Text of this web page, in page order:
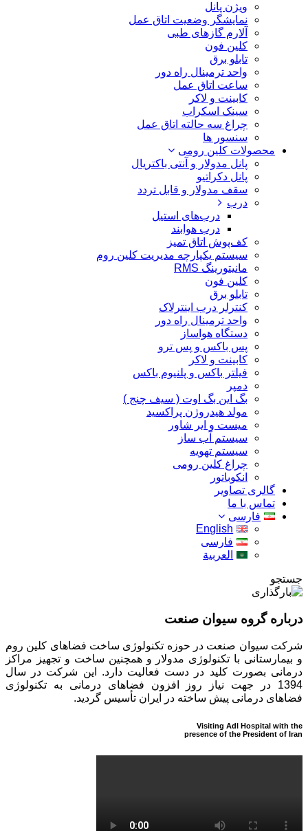
ویژن پانل
نمایشگر وضعیت اتاق عمل
آلارم گازهای طبی
کلین فون
تابلو برق
واحد ترمینال راه دور
ساعت اتاق عمل
کابینت و لاکر
سینک اسکراب
چراغ سه حالته اتاق عمل
سنسور ها
محصولات کلین رومی
پانل مدولار و آنتی باکتریال
پانل دکراتیو
سقف مدولار و قابل تردد
درب
درب‌های استیل
درب هوابند
کف‌پوش اتاق تمیز
سیستم یکپارچه مدیریت کلین روم
مانیتورینگ RMS
کلین فون
تابلو برق
کنترلر درب اینترلاک
واحد ترمینال راه دور
دستگاه هواساز
پس باکس و پس ترو
کابینت و لاکر
فیلتر باکس و پلنیوم باکس
دمپر
بگ این بگ اوت ( سیف چنج )
مولد هیدروژن پراکسید
میست و ایر شاور
سیستم آب ساز
سیستم تهویه
چراغ کلین رومی
انکوباتور
گالری تصاویر
تماس با ما
فارسی
English
فارسی
العربية
جستجو
درباره گروه سیوان صنعت
شرکت سیوان صنعت در حوزه تکنولوژی ساخت فضاهای کلین روم
و بیمارستانی با تکنولوژی مدولار و همچنین ساخت و تجهیز مراکز
درمانی بصورت کلید در دست فعالیت دارد. این شرکت در سال
1394 در جهت نیاز روز افزون فضاهای درمانی به تکنولوژی
فضاهای درمانی پیش ساخته در ایران تأسیس گردید.
Visiting Adl Hospital with the
presence of the President of Iran